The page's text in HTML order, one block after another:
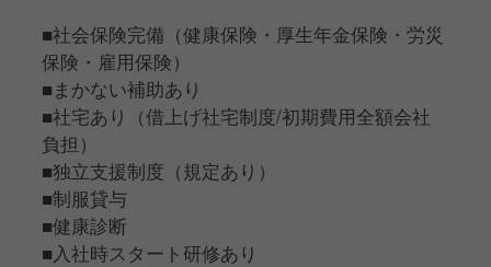
■社会保険完備（健康保険・厚生年金保険・労災
保険・雇用保険）
■まかない補助あり
■社宅あり（借上げ社宅制度/初期費用全額会社
負担）
■独立支援制度（規定あり）
■制服貸与
■健康診断
■入社時スタート研修あり